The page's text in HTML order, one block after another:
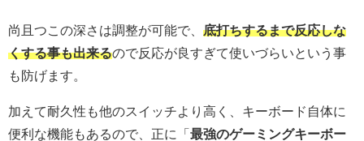
尚且つこの深さは調整が可能で、 底打ちするまで反応しな
くする事も出来るので反応が良すぎて使いづらいという事
も防げます。
加えて耐久性も他のスイッチより高く、キーボード自体に
便利な機能もあるので、正に「 最強のゲーミングキーボー